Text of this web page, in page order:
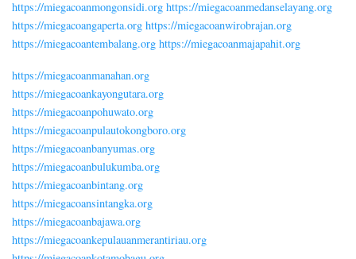
https://miegacoanmongonsidi.org https://miegacoanmedanselayang.org
https://miegacoangaperta.org https://miegacoanwirobrajan.org
https://miegacoantembalang.org https://miegacoanmajapahit.org
https://miegacoanmanahan.org
https://miegacoankayongutara.org
https://miegacoanpohuwato.org
https://miegacoanpulautokongboro.org
https://miegacoanbanyumas.org
https://miegacoanbulukumba.org
https://miegacoanbintang.org
https://miegacoansintangka.org
https://miegacoanbajawa.org
https://miegacoankepulauanmerantiriau.org